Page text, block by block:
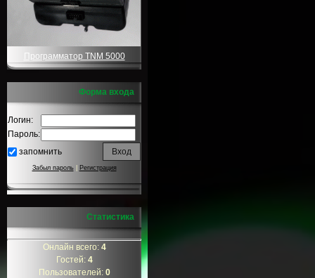
Программатор TNM 5000
Форма входа
Логин:
Пароль:
запомнить
Забыл пароль| Регистрация
Статистика
Онлайн всего: 4
Гостей: 4
Пользователей: 0